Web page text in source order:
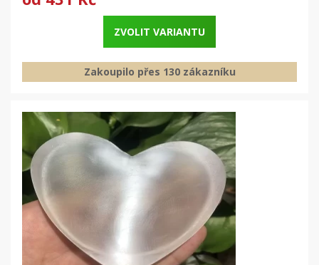
ZVOLIT VARIANTU
Zakoupilo přes 130 zákazníku